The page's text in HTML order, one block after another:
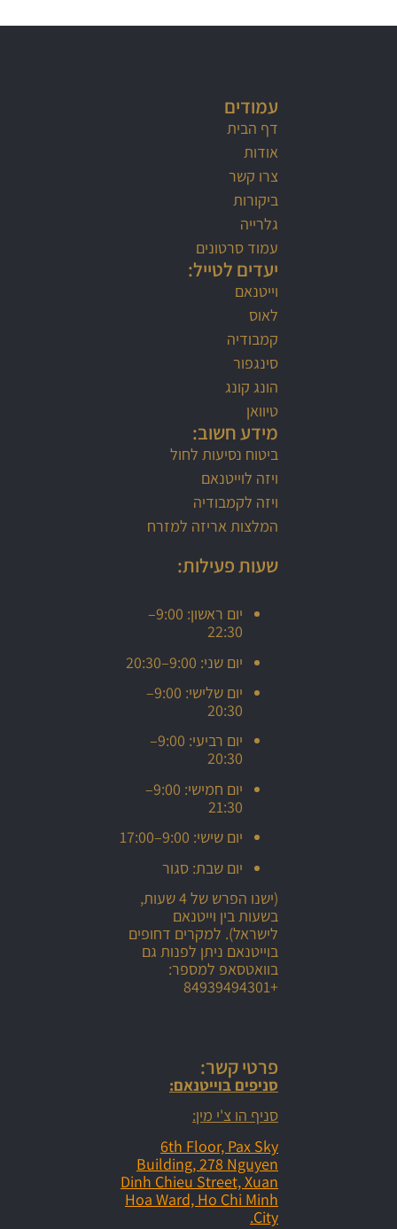
עמודים
דף הבית
אודות
צרו קשר
ביקורות
גלרייה
עמוד סרטונים
יעדים לטייל:
וייטנאם
לאוס
קמבודיה
סינגפור
הונג קונג
טיוואן
מידע חשוב:
ביטוח נסיעות לחול
ויזה לוייטנאם
ויזה לקמבודיה
המלצות אריזה למזרח
שעות פעילות:
יום ראשון: 9:00–
22:30
יום שני: 9:00–20:30
יום שלישי: 9:00–
20:30
יום רביעי: 9:00–
20:30
יום חמישי: 9:00–
21:30
יום שישי: 9:00–17:00
יום שבת: סגור
(ישנו הפרש של 4 שעות,
בשעות בין וייטנאם
לישראל). למקרים דחופים
בוייטנאם ניתן לפנות גם
בוואטסאפ למספר:
+84939494301
פרטי קשר:
סניפים בוייטנאם:
סניף הו צ'י מין:
6th Floor, Pax Sky
Building, 278 Nguyen
Dinh Chieu Street, Xuan
Hoa Ward, Ho Chi Minh
City.